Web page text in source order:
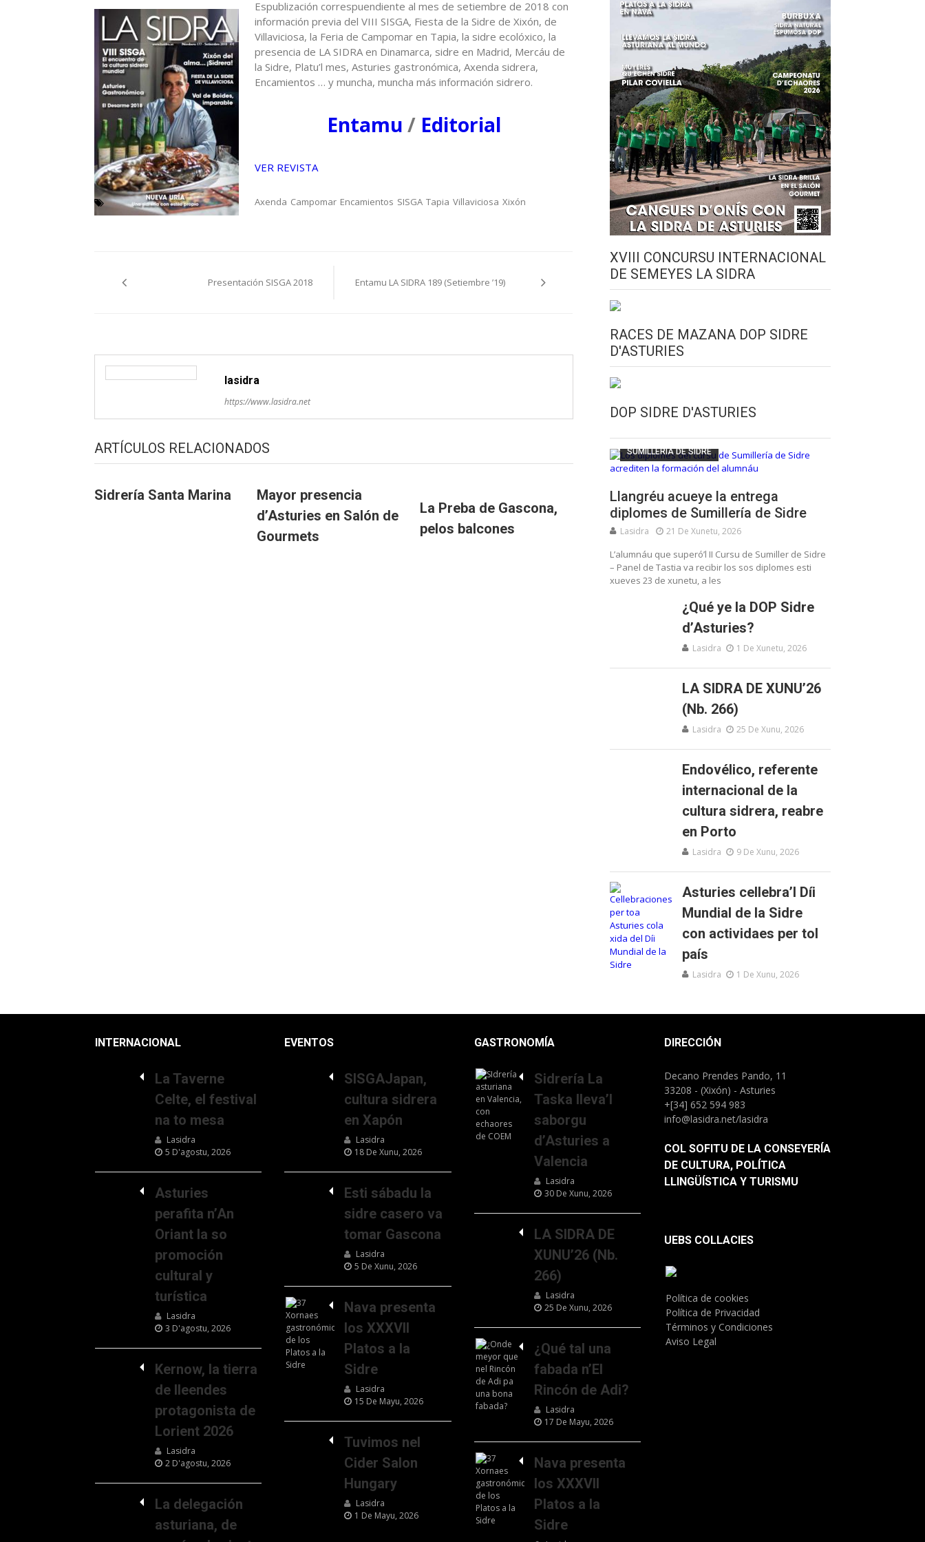
Espublización correspuendiente al mes de setiembre de 2018 con
información previa del VIII SISGA, Fiesta de la Sidre de Xixón, de
Villaviciosa, la Feria de Campomar en Tapia, la sidre ecolóxico, la
presencia de LA SIDRA en Dinamarca, sidre en Madrid, Mercáu de
la Sidre, Platu’l mes, Asturies gastronómica, Axenda sidrera,
Encamientos … y muncha, muncha más información sidrero.
Entamu / Editorial
VER REVISTA
Axenda Campomar Encamientos SISGA Tapia Villaviciosa Xixón
pelos
Presentación SISGA 2018 Entamu LA SIDRA 189 (Setiembre ’19)
lasidra
https://www.lasidra.net
ARTÍCULOS RELACIONADOS
Sidrería Santa Marina
Mayor presencia
d’Asturies en Salón de
Gourmets
La Preba de Gascona,
pelos balcones
XVIII CONCURSU INTERNACIONAL
DE SEMEYES LA SIDRA
RACES DE MAZANA DOP SIDRE
D'ASTURIES
DOP SIDRE D'ASTURIES
ESCUELA DE SUMILLERÍA DE LA SIDRE
SUMILLERÍA DE SIDRE
Llangréu acueye la entrega
diplomes de Sumillería de Sidre
Lasidra 21 De Xunetu, 2026
L’alumnáu que superó’l II Cursu de Sumiller de Sidre
– Panel de Tastia va recibir los sos diplomes esti
xueves 23 de xunetu, a les
¿Qué ye la DOP Sidre
d’Asturies?
Lasidra 1 De Xunetu, 2026
LA SIDRA DE XUNU’26
(Nb. 266)
Lasidra 25 De Xunu, 2026
Endovélico, referente
internacional de la
cultura sidrera, reabre
en Porto
Lasidra 9 De Xunu, 2026
Asturies cellebra’l Díi
Mundial de la Sidre
con actividaes per tol
país
Lasidra 1 De Xunu, 2026
INTERNACIONAL
La Taverne
Celte, el festival
na to mesa
Lasidra
5 D'agostu, 2026
Asturies
perafita n’An
Oriant la so
promoción
cultural y
turística
Lasidra
3 D'agostu, 2026
Kernow, la tierra
de lleendes
protagonista de
Lorient 2026
Lasidra
2 D'agostu, 2026
La delegación
asturiana, de
EVENTOS
SISGAJapan,
cultura sidrera
en Xapón
Lasidra
18 De Xunu, 2026
Esti sábadu la
sidre casero va
tomar Gascona
Lasidra
5 De Xunu, 2026
Nava presenta
los XXXVII
Platos a la
Sidre
Lasidra
15 De Mayu, 2026
Tuvimos nel
Cider Salon
Hungary
Lasidra
1 De Mayu, 2026
GASTRONOMÍA
Sidrería La
Taska lleva’l
saborgu
d’Asturies a
Valencia
Lasidra
30 De Xunu, 2026
LA SIDRA DE
XUNU’26 (Nb.
266)
Lasidra
25 De Xunu, 2026
¿Qué tal una
fabada n’El
Rincón de Adi?
Lasidra
17 De Mayu, 2026
Nava presenta
los XXXVII
Platos a la
Sidre
DIRECCIÓN
Decano Prendes Pando, 11
33208 - (Xixón) - Asturies
+[34] 652 594 983
info@lasidra.net/lasidra
COL SOFITU DE LA CONSEYERÍA
DE CULTURA, POLÍTICA
LLINGÜÍSTICA Y TURISMU
UEBS COLLACIES
Política de cookies
Política de Privacidad
Términos y Condiciones
Aviso Legal